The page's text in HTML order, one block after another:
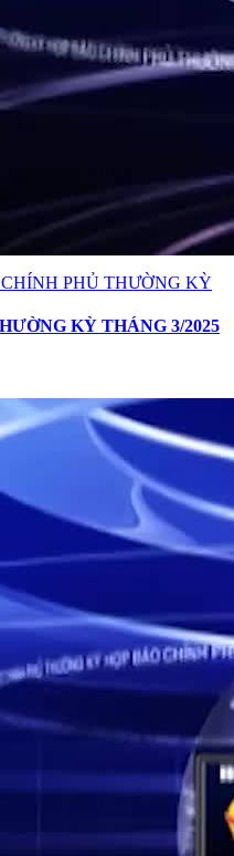
PHỦ THƯỜNG KỲ
KỲ THÁNG 3/2025